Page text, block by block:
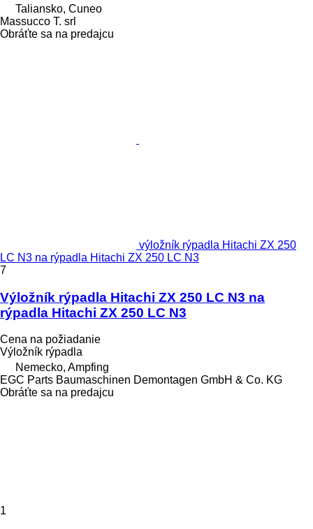
Taliansko, Cuneo
Massucco T. srl
Obráťte sa na predajcu
výložník rýpadla Hitachi ZX 250
LC N3 na rýpadla Hitachi ZX 250 LC N3
7
Výložník rýpadla Hitachi ZX 250 LC N3 na
rýpadla Hitachi ZX 250 LC N3
Cena na požiadanie
Výložník rýpadla
Nemecko, Ampfing
EGC Parts Baumaschinen Demontagen GmbH & Co. KG
Obráťte sa na predajcu
1